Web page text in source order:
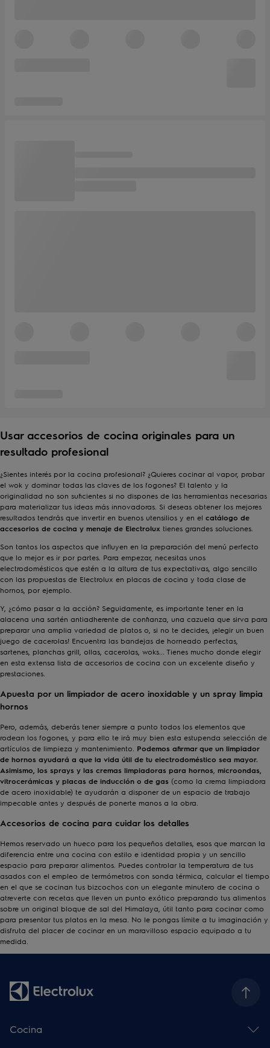
Usar accesorios de cocina originales para un
resultado profesional
¿Sientes interés por la cocina profesional? ¿Quieres cocinar al vapor, probar
el wok y dominar todas las claves de los fogones? El talento y la
originalidad no son suficientes si no dispones de las herramientas necesarias
para materializar tus ideas más innovadoras. Si deseas obtener los mejores
resultados tendrás que invertir en buenos utensilios y en el catálogo de
accesorios de cocina y menaje de Electrolux tienes grandes soluciones.
Son tantos los aspectos que influyen en la preparación del menú perfecto
que lo mejor es ir por partes. Para empezar, necesitas unos
electrodomésticos que estén a la altura de tus expectativas, algo sencillo
con las propuestas de Electrolux en placas de cocina y toda clase de
hornos , por ejemplo.
Y, ¿cómo pasar a la acción? Seguidamente, es importante tener en la
alacena una sartén antiadherente de confianza, una cazuela que sirva para
preparar una amplia variedad de platos o, si no te decides, ¡elegir un buen
juego de cacerolas! Encuentra las bandejas de horneado perfectas,
sartenes, planchas grill, ollas, cacerolas, woks... Tienes mucho donde elegir
en esta extensa lista de accesorios de cocina con un excelente diseño y
prestaciones.
Apuesta por un limpiador de acero inoxidable y un spray limpia
hornos
Pero, además, deberás tener siempre a punto todos los elementos que
rodean los fogones, y para ello te irá muy bien esta estupenda selección de
artículos de limpieza y mantenimiento. Podemos afirmar que un limpiador
de hornos ayudará a que la vida útil de tu electrodoméstico sea mayor.
Asimismo, los sprays y las cremas limpiadoras para hornos microondas,
vitrocerámicas y placas de inducción o de gas (como la crema limpiadora
de acero inoxidable) te ayudarán a disponer de un espacio de trabajo
impecable antes y después de ponerte manos a la obra.
Accesorios de cocina para cuidar los detalles
Hemos reservado un hueco para los pequeños detalles, esos que marcan la
diferencia entre una cocina con estilo e identidad propia y un sencillo
espacio para preparar alimentos. Puedes controlar la temperatura de tus
asados con el empleo de termómetros con sonda térmica , calcular el tiempo
en el que se cocinan tus bizcochos con un elegante minutero de cocina o
atreverte con recetas que lleven un punto exótico preparando tus alimentos
sobre un original bloque de sal del Himalaya , útil tanto para cocinar como
para presentar tus platos en la mesa. No le pongas límite a tu imaginación y
disfruta del placer de cocinar en un maravilloso espacio equipado a tu
medida.
Cocina